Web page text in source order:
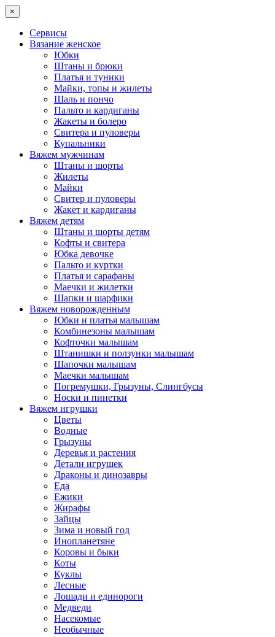
×
Сервисы
Вязание женское
Юбки
Штаны и брюки
Платья и туники
Майки, топы и жилеты
Шаль и пончо
Пальто и кардиганы
Жакеты и болеро
Свитера и пуловеры
Купальники
Вяжем мужчинам
Штаны и шорты
Жилеты
Майки
Свитер и пуловеры
Жакет и кардиганы
Вяжем детям
Штаны и шорты детям
Кофты и свитера
Юбка девочке
Пальто и куртки
Платья и сарафаны
Маечки и жилетки
Шапки и шарфики
Вяжем новорожденным
Юбки и платья малышам
Комбинезоны малышам
Кофточки малышам
Штанишки и ползунки малышам
Шапочки малышам
Маечки малышам
Погремушки, Грызуны, Слингбусы
Носки и пинетки
Вяжем игрушки
Цветы
Водные
Грызуны
Деревья и растения
Детали игрушек
Драконы и динозавры
Еда
Ежики
Жирафы
Зайцы
Зима и новый год
Инопланетяне
Коровы и быки
Коты
Куклы
Лесные
Лошади и единороги
Медведи
Насекомые
Необычные